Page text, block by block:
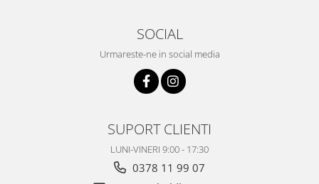
SOCIAL
Urmareste-ne in social media
SUPORT CLIENTI
LUNI-VINERI 9:00 - 17:30
0378 11 99 07